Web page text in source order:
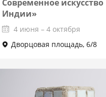
Современное искусство
Индии»
4 июня – 4 октября
Дворцовая площадь, 6/8